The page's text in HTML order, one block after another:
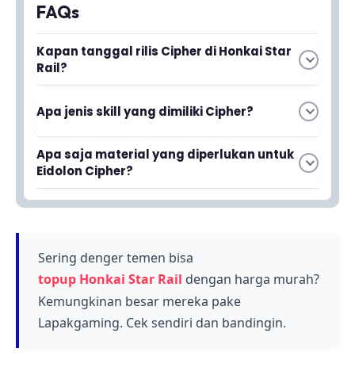
FAQs
Kapan tanggal rilis Cipher di Honkai Star
Rail?
dirilis oleh HoYoverse dalam waktu dekat.
resmi oleh developer.
Apa jenis skill yang dimiliki Cipher?
Cipher merupakan karakter DPS yang unik dan
menggemaskan dengan skill khusus. Detail
lengkap tentang jenis dan mekanisme skill
Cipher dapat ditemukan dalam panduan
Apa saja material yang diperlukan untuk
Eidolon Cipher?
Material Eidolon Cipher diperlukan untuk
dibutuhkan tersedia dalam guide material
Cipher.
Sering denger temen bisa
topup Honkai Star Rail dengan harga murah?
Kemungkinan besar mereka pake
Lapakgaming. Cek sendiri dan bandingin.